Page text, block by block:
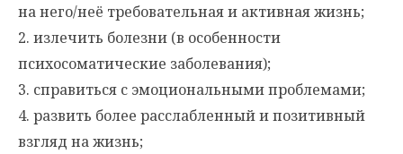
на него/неё требовательная и активная жизнь;
2. излечить болезни (в особенности
психосоматические заболевания);
3. справиться с эмоциональными проблемами;
4. развить более расслабленный и позитивный
взгляд на жизнь;